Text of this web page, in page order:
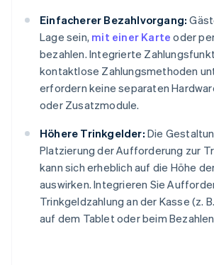
Einfacherer Bezahlvorgang:
Lage sein, mit einer Karte oder
bezahlen. Integrierte
kontaktlose Zahlungsmethoden
erfordern keine separaten
oder Zusatzmodule.
Höhere Trinkgelder: Die
Platzierung der Aufforderung zur
kann sich erheblich auf die Höhe
auswirken. Integrieren Sie
Trinkgeldzahlung an der Kasse (z.
auf dem Tablet oder beim